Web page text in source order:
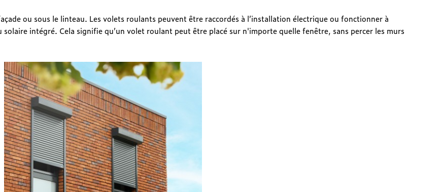
ou sous le linteau. Les volets roulants peuvent être raccordés à l’installation électrique ou fonctionner à
intégré. Cela signifie qu’un volet roulant peut être placé sur n'importe quelle fenêtre, sans percer les murs